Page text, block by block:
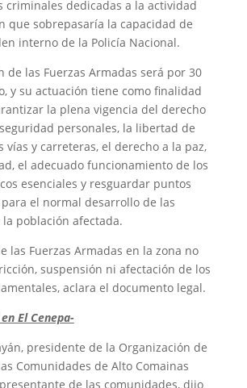
criminales dedicadas a la actividad
que sobrepasaría la capacidad de
interno de la Policía Nacional.
de las Fuerzas Armadas será por 30
y su actuación tiene como finalidad
la plena vigencia del derecho
personales, la libertad de
vías y carreteras, el derecho a la paz,
el adecuado funcionamiento de los
esenciales y resguardar puntos
el normal desarrollo de las
población afectada.
las Fuerzas Armadas en la zona no
suspensión ni afectación de los
aclara el documento legal.
El Cenepa-
presidente de la Organización de
Comunidades de Alto Comainas
de las comunidades, dijo